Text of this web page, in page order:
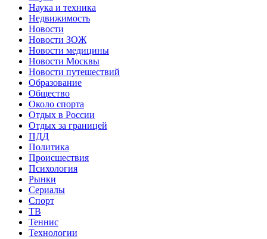
Наука и техника
Недвижимость
Новости
Новости ЗОЖ
Новости медицины
Новости Москвы
Новости путешествий
Образование
Общество
Около спорта
Отдых в России
Отдых за границей
ПДД
Политика
Происшествия
Психология
Рынки
Сериалы
Спорт
ТВ
Теннис
Технологии